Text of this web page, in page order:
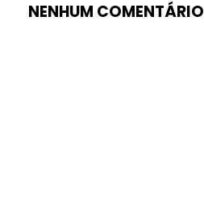
NENHUM COMENTÁRIO